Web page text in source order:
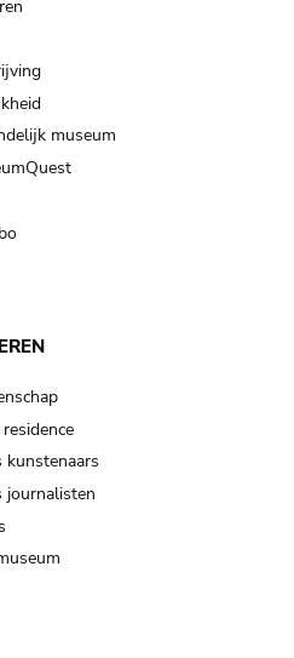
museum
kunstenaars
journalisten